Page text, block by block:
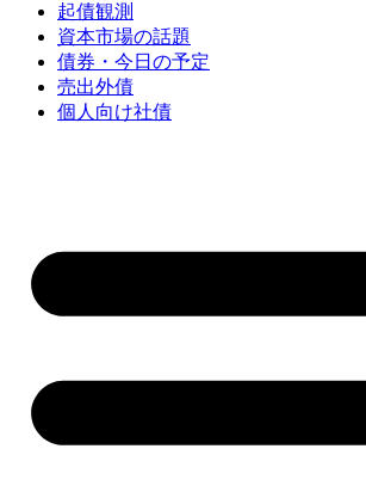
起債観測
資本市場の話題
債券・今日の予定
売出外債
個人向け社債